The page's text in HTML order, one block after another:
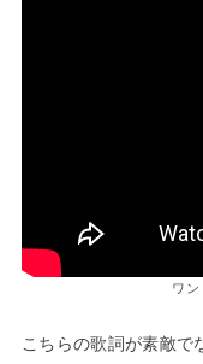
ワン
こちらの歌詞が素敵で